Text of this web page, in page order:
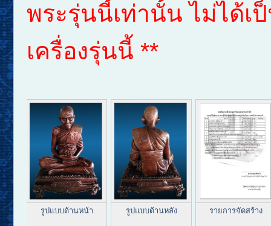
พระรุ่นนี้เท่านั้น ไม่ได้เ
เครื่องรุ่นนี้ **
รูปแบบด้านหน้า รูปแบบด้านหลัง รายการจัดสร้าง